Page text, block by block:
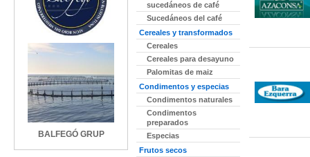
BALFEGÓ GRUP
sucedáneos de café
Sucedáneos del café
Cereales y transformados
Cereales
Cereales para desayuno
Palomitas de maiz
Condimentos y especias
Condimentos naturales
Condimentos
preparados
Especias
Frutos secos